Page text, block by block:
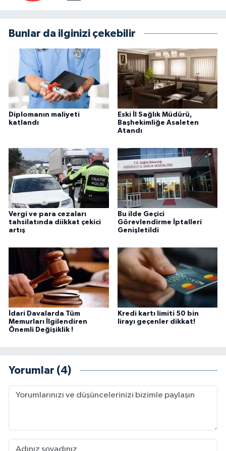
Bunlar da ilginizi çekebilir
Diplomanın maliyeti
katlandı
Eski İl Sağlık Müdürü,
Başhekimliğe Asaleten
Atandı
Vergi ve para cezaları
tahsilatında diikkat çekici
artış
Bu ilde Geçici
Görevlendirme İptalleri
Genişletildi
İdari Davalarda Tüm
Memurları İlgilendiren
Önemli Değişiklik !
Kredi kartı limiti 50 bin
lirayı geçenler dikkat!
Yorumlar (4)